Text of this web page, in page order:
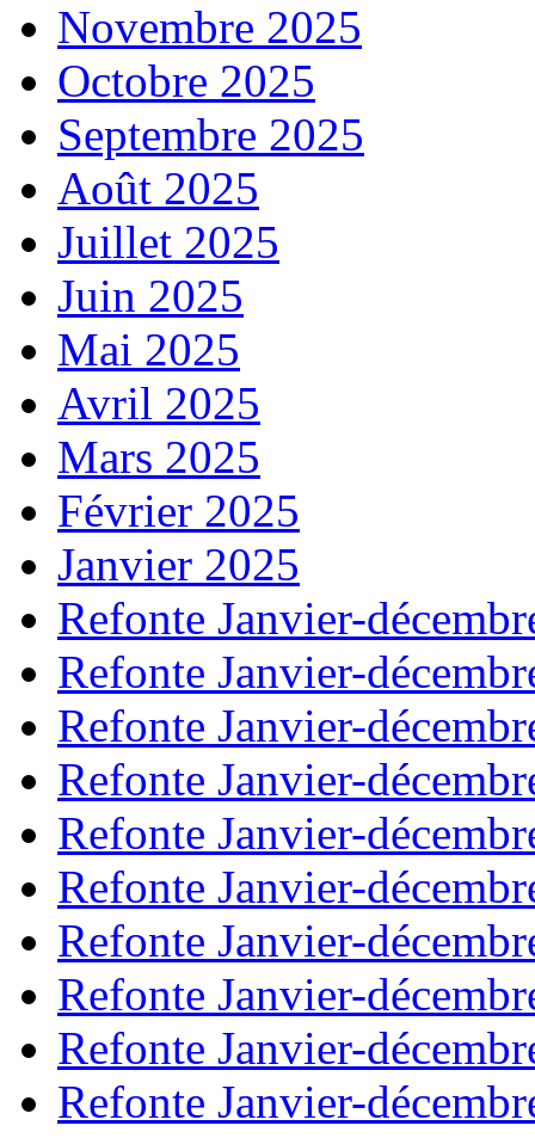
Novembre 2025
Octobre 2025
Septembre 2025
Août 2025
Juillet 2025
Juin 2025
Mai 2025
Avril 2025
Mars 2025
Février 2025
Janvier 2025
Refonte Janvier-
Refonte Janvier-
Refonte Janvier-
Refonte Janvier-
Refonte Janvier-
Refonte Janvier-
Refonte Janvier-
Refonte Janvier-
Refonte Janvier-
Refonte Janvier-